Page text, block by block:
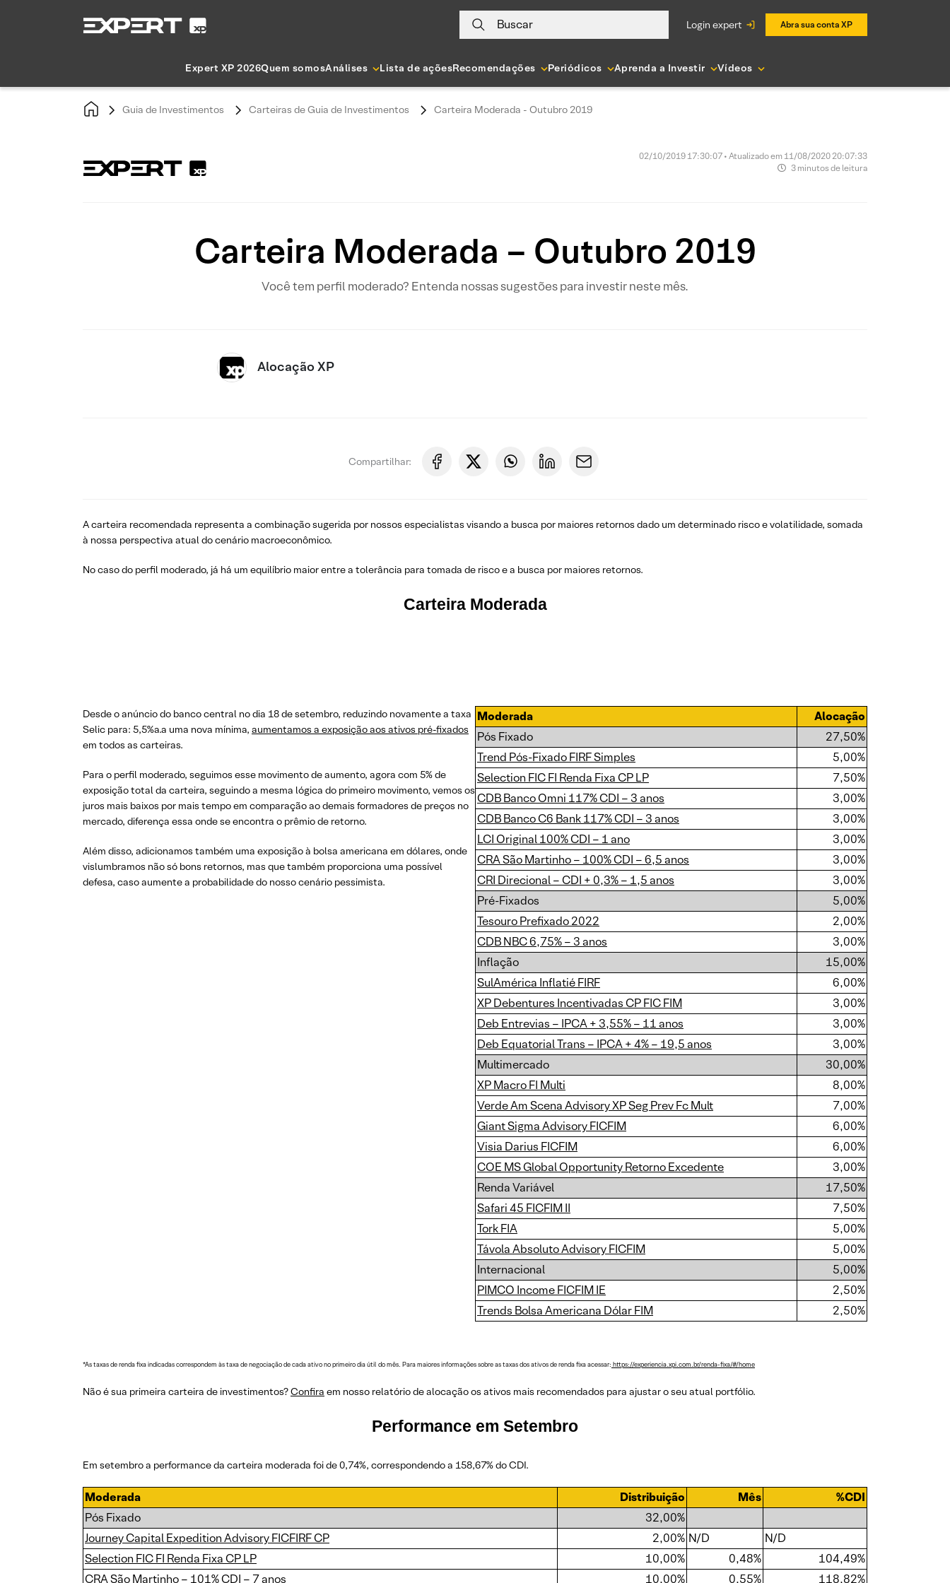
Buscar login expert Abra sua conta XP
Expert XP 2026Quem somosAnálises Lista de açõesRecomendações Periódicos Aprenda a Investir Vídeos
Guia de Investimentos Carteiras de Guia de Investimentos Carteira Moderada - Outubro 2019
02/10/2019 17:30:07 • Atualizado em 11/08/2020 20:07:33
3 minutos de leitura
Carteira Moderada – Outubro 2019
Você tem perfil moderado? Entenda nossas sugestões para investir neste mês.
Alocação XP
Compartilhar:
A carteira recomendada representa a combinação sugerida por nossos especialistas visando a busca por maiores retornos dado um determinado risco e volatilidade, somada
à nossa perspectiva atual do cenário macroeconômico.
No caso do perfil moderado, já há um equilíbrio maior entre a tolerância para tomada de risco e a busca por maiores retornos.
Carteira Moderada
Desde o anúncio do banco central no dia 18 de setembro, reduzindo novamente a taxa
Selic para: 5,5%a.a uma nova mínima, aumentamos a exposição aos ativos pré-fixados
em todos as carteiras.
Para o perfil moderado, seguimos esse movimento de aumento, agora com 5% de
exposição total da carteira, seguindo a mesma lógica do primeiro movimento, vemos os
juros mais baixos por mais tempo em comparação ao demais formadores de preços no
mercado, diferença essa onde se encontra o prêmio de retorno.
Além disso, adicionamos também uma exposição à bolsa americana em dólares, onde
vislumbramos não só bons retornos, mas que também proporciona uma possível
defesa, caso aumente a probabilidade do nosso cenário pessimista.
Moderada
Alocação
Pós Fixado
27,50%
Trend Pós-Fixado FIRF Simples
5,00%
Selection FIC FI Renda Fixa CP LP
7,50%
CDB Banco Omni 117% CDI – 3 anos
3,00%
CDB Banco C6 Bank 117% CDI – 3 anos
3,00%
LCI Original 100% CDI – 1 ano
3,00%
CRA São Martinho – 100% CDI – 6,5 anos
3,00%
CRI Direcional – CDI + 0,3% – 1,5 anos
3,00%
Pré-Fixados
5,00%
Tesouro Prefixado 2022
2,00%
CDB NBC 6,75% – 3 anos
3,00%
Inflação
15,00%
SulAmérica Inflatié FIRF
6,00%
XP Debentures Incentivadas CP FIC FIM
3,00%
Deb Entrevias – IPCA + 3,55% – 11 anos
3,00%
Deb Equatorial Trans – IPCA + 4% – 19,5 anos
3,00%
Multimercado
30,00%
XP Macro FI Multi
8,00%
Verde Am Scena Advisory XP Seg Prev Fc Mult
7,00%
Giant Sigma Advisory FICFIM
6,00%
Visia Darius FICFIM
6,00%
COE MS Global Opportunity Retorno Excedente
3,00%
Renda Variável
17,50%
Safari 45 FICFIM II
7,50%
Tork FIA
5,00%
Távola Absoluto Advisory FICFIM
5,00%
Internacional
5,00%
PIMCO Income FICFIM IE
2,50%
Trends Bolsa Americana Dólar FIM
2,50%
*As taxas de renda fixa indicadas correspondem às taxa de negociação de cada ativo no primeiro dia útil do mês. Para maiores informações sobre as taxas dos ativos de renda fixa acessar: https://experiencia.xpi.com.br/renda-fixa/#/home
Não é sua primeira carteira de investimentos?Confira em nosso relatório de alocação os ativos mais recomendados para ajustar o seu atual portfólio.
Performance em Setembro
Em setembro a performance da carteira moderada foi de 0,74%, correspondendo a 158,67% do CDI.
Moderada Distribuição Mês
%CDI
Pós Fixado
32,00%
Journey Capital Expedition Advisory FICFIRF CP
2,00% N/D
N/D
Selection FIC FI Renda Fixa CP LP
10,00% 0,48%
104,49%
CRA São Martinho – 101% CDI – 7 anos
10,00% 0,55% 118,82%